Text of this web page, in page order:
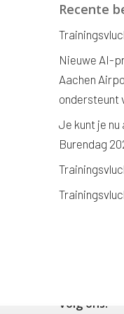
Recente
Nieuwe AI-
Aachen
ondersteunt
Je kunt je nu
Burendag
Volg ons!